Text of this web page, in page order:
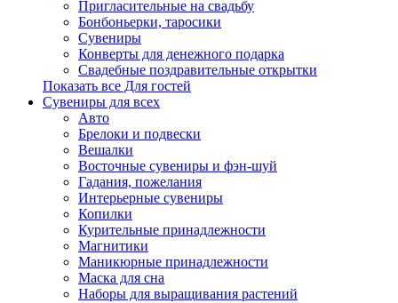
Пригласительные на свадьбу
Бонбоньерки, таросики
Сувениры
Конверты для денежного подарка
Свадебные поздравительные открытки
Показать все Для гостей
Сувениры для всех
Авто
Брелоки и подвески
Вешалки
Восточные сувениры и фэн-шуй
Гадания, пожелания
Интерьерные сувениры
Копилки
Курительные принадлежности
Магнитики
Маникюрные принадлежности
Маска для сна
Наборы для выращивания растений